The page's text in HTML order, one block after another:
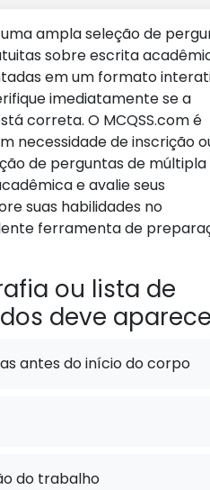
ampla seleção de
sobre escrita
em um formato
imediatamente se a
correta. O MCQSS.com é
necessidade de inscrição
de perguntas de múltipla
e avalie seus
suas habilidades no
ferramenta de
ou lista de
deve
antes do início do corpo
do trabalho